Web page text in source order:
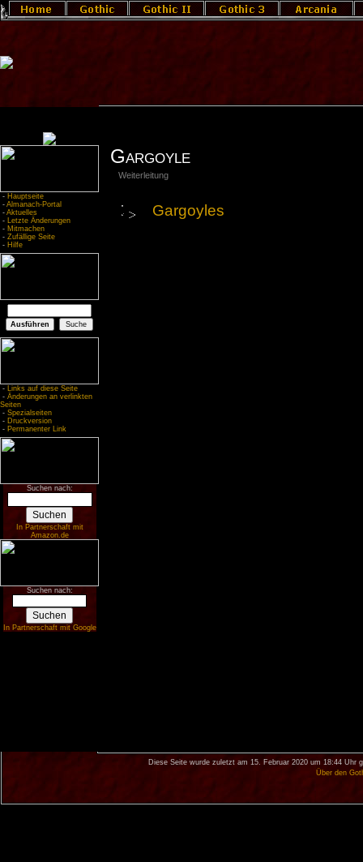
- Hauptseite
- Almanach-Portal
- Aktuelles
- Letzte Änderungen
- Mitmachen
- Zufällige Seite
- Hilfe
- Links auf diese Seite
- Änderungen an verlinkten
Seiten
- Spezialseiten
- Druckversion
- Permanenter Link
Suchen nach:
In Partnerschaft mit
Amazon.de
Suchen nach:
In Partnerschaft mit Google
Gargoyle
Weiterleitung
Gargoyles
Diese Seite wurde zuletzt am 15. Februar 2020 um 18:44 Uhr
Über den